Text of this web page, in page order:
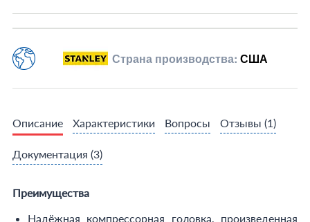
Страна производства: США
Описание Характеристики Вопросы Отзывы (1)
Документация (3)
Преимущества
Надёжная компрессорная головка, произведенная